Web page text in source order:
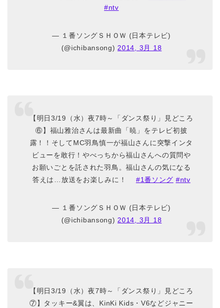
#ntv
— １番ソングＳＨＯＷ (日本テレビ)
(@ichibansong) 2014, 3月 18
【明日3/19（水）夜7時～「ダンス祭り」見どころ
⑥】福山雅治さんは最新曲「暁」をテレビ初披
露！！そしてMC羽鳥慎一が福山さんに突撃インタ
ビューを敢行！やべっちから福山さんへの質問や
お願いごとを託された羽鳥。福山さんの気になる
答えは…放送をお楽しみに！ #1番ソング #ntv
— １番ソングＳＨＯＷ (日本テレビ)
(@ichibansong)2014, 3月 18
【明日3/19（水）夜7時～「ダンス祭り」見どころ
⑦】タッキー&翼は、KinKi Kids・V6などジャニー